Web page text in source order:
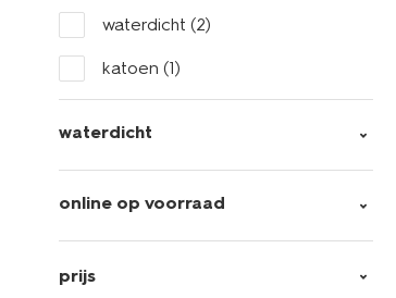
waterdicht (2)
katoen (1)
waterdicht
online op voorraad
prijs